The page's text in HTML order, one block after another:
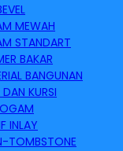
MEWAH
STANDART
BAKAR
BANGUNAN
KURSI
INLAY
TOMBSTONE